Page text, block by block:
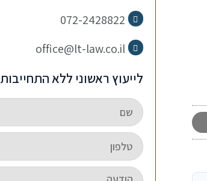
072-2428822
office@lt-law.co.il
לייעוץ ראשוני ללא התחייבות